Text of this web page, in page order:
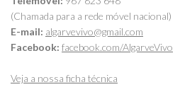
(Chamada para a rede móvel nacional)
E-mail: algarvevivo@gmail.com
Facebook: facebook.com/AlgarveVivo
Veja a nossa ficha técnica